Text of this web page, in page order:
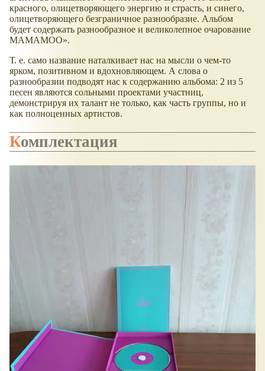
красного, олицетворяющего энергию и страсть, и синего,
олицетворяющего безграничное разнообразие. Альбом
будет содержать разнообразное и великолепное очарование
MAMAMOO .
Т. е. само название наталкивает нас на мысли о чем-то
ярком, позитивном и вдохновляющем. А слова о
разнообразии подводят нас к содержанию альбома: 2 из 5
песен являются сольными проектами участниц,
демонстрируя их талант не только, как часть группы, но и
как полноценных артистов.
Комплектация